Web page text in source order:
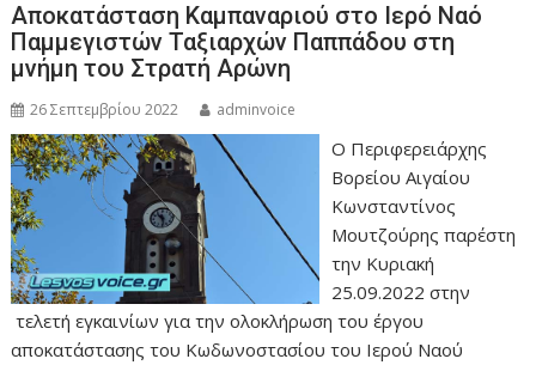
Αποκατάσταση Καμπαναριού στο Ιερό Ναό
Παμμεγιστών Ταξιαρχών Παππάδου στη
μνήμη του Στρατή Αρώνη
26 Σεπτεμβρίου 2022 adminvoice
Ο Περιφερειάρχης
Βορείου Αιγαίου
Κωνσταντίνος
Μουτζούρης παρέστη
την Κυριακή
25.09.2022 στην
τελετή εγκαινίων για την ολοκλήρωση του έργου
αποκατάστασης του Κωδωνοστασίου του Ιερού Ναού